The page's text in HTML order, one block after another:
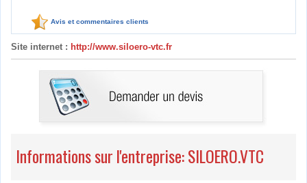
Avis et commentaires clients
Site internet : http://www.siloero-vtc.fr
Informations sur l'entreprise: SILOERO.VTC